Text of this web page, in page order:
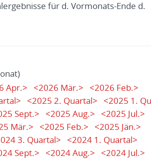
für d. Vormonats-Ende d.
Apr.> <2026 Mär.>
<2026 Feb.>
<2025 2. Quartal>
<2025 1.
Sept.> <2025 Aug.>
<2025 Jul.>
Mär.> <2025 Feb.>
<2025 Jän.>
3. Quartal>
<2024 1. Quartal>
Sept.> <2024 Aug.>
<2024 Jul.>